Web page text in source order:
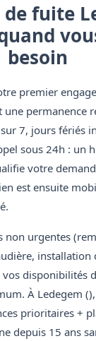
fuite
besoin
premier
permanence
7, jours fériés
sous 24h : un
votre
est ensuite
non urgentes
installation
disponibilités
À Ledegem
prioritaires +
depuis 15 ans